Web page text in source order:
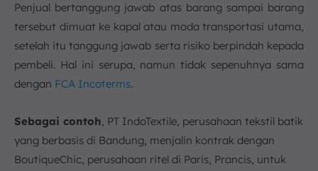
Penjual bertanggung jawab atas barang sampai barang
tersebut dimuat ke kapal atau moda transportasi utama,
setelah itu tanggung jawab serta risiko berpindah kepada
pembeli. Hal ini serupa, namun tidak sepenuhnya sama
dengan FCA Incoterms.
Sebagai contoh, PT IndoTextile, perusahaan tekstil batik
yang berbasis di Bandung, menjalin kontrak dengan
BoutiqueChic, perusahaan ritel di Paris, Prancis, untuk